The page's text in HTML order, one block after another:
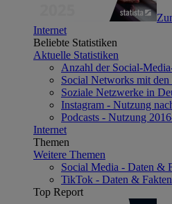
Internet
Beliebte Statistiken
Aktuelle Statistiken
Anzahl der Social-
Social Networks mit den
Soziale Netzwerke in
Instagram - Nutzung
Podcasts - Nutzung
Internet
Themen
Weitere Themen
Social Media - Daten &
TikTok - Daten & Fakten
Top Report